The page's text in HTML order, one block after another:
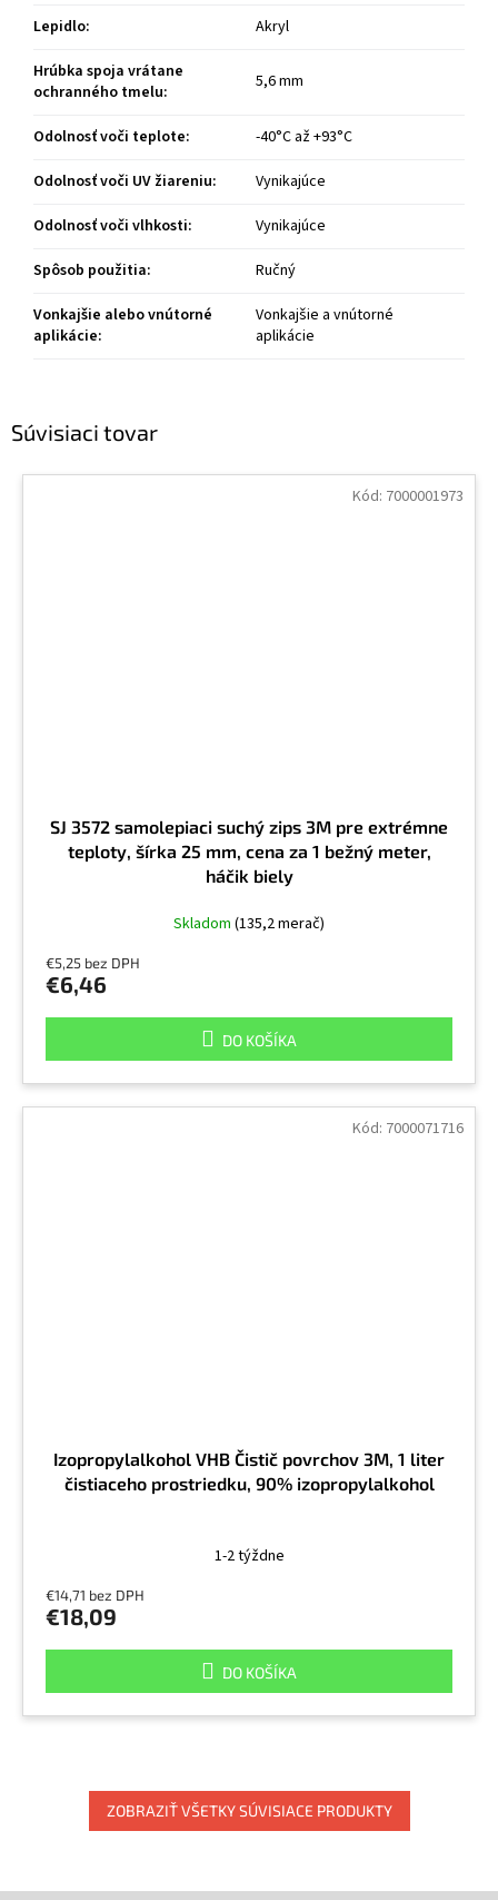
Súvisiaci tovar
SJ 3572 samolepiaci suchý zips 3M pre extrémne
teploty, šírka 25 mm, cena za 1 bežný meter,
háčik biely
Skladom (135,2 merač)
€5,25 bez DPH
€6,46
DO KOŠÍKA
Kód: 7000001973
Izopropylalkohol VHB Čistič povrchov 3M, 1 liter
čistiaceho prostriedku, 90% izopropylalkohol
1-2 týždne
€14,71 bez DPH
€18,09
DO KOŠÍKA
Kód: 7000071716
ZOBRAZIŤ VŠETKY SÚVISIACE PRODUKTY
Lepidlo:
Akryl
Hrúbka spoja vrátane
ochranného tmelu: 5,6 mm
Odolnosť voči teplote:
-40°C až +93°C
Odolnosť voči UV žiareniu:
Vynikajúce
Odolnosť voči vlhkosti:
Vynikajúce
Spôsob použitia:
Ručný
Vonkajšie alebo vnútorné
aplikácie:
Vonkajšie a vnútorné
aplikácie